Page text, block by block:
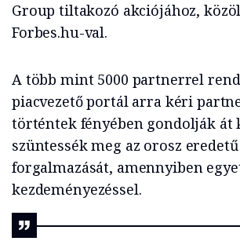
Group tiltakozó akciójához,
Forbes.hu-val.
A több mint 5000 partnerrel
piacvezető portál arra kéri
történtek fényében gondolják át
szüntessék meg az orosz
forgalmazását, amennyiben
kezdeményezéssel.